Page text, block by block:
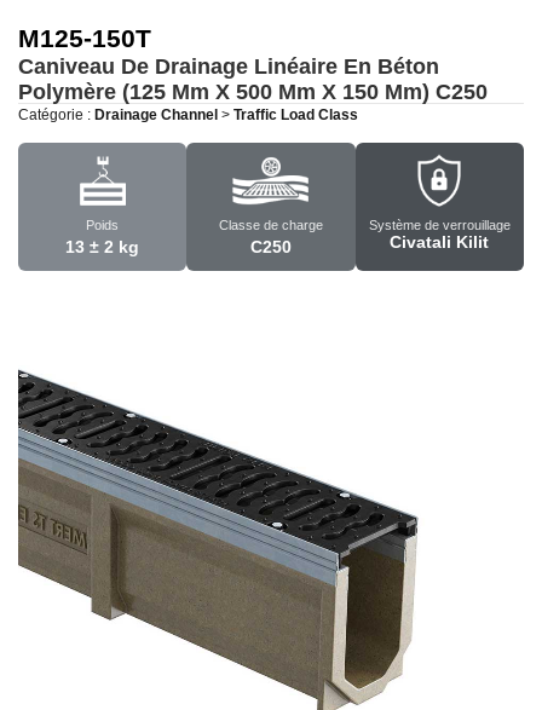
M125-150T
Caniveau De Drainage Linéaire En Béton
Polymère (125 Mm X 500 Mm X 150 Mm) C250
Catégorie : Drainage Channel > Traffic Load Class
Poids
13 ± 2 kg
Classe de charge
C250
Système de verrouillage
Civatali Kilit